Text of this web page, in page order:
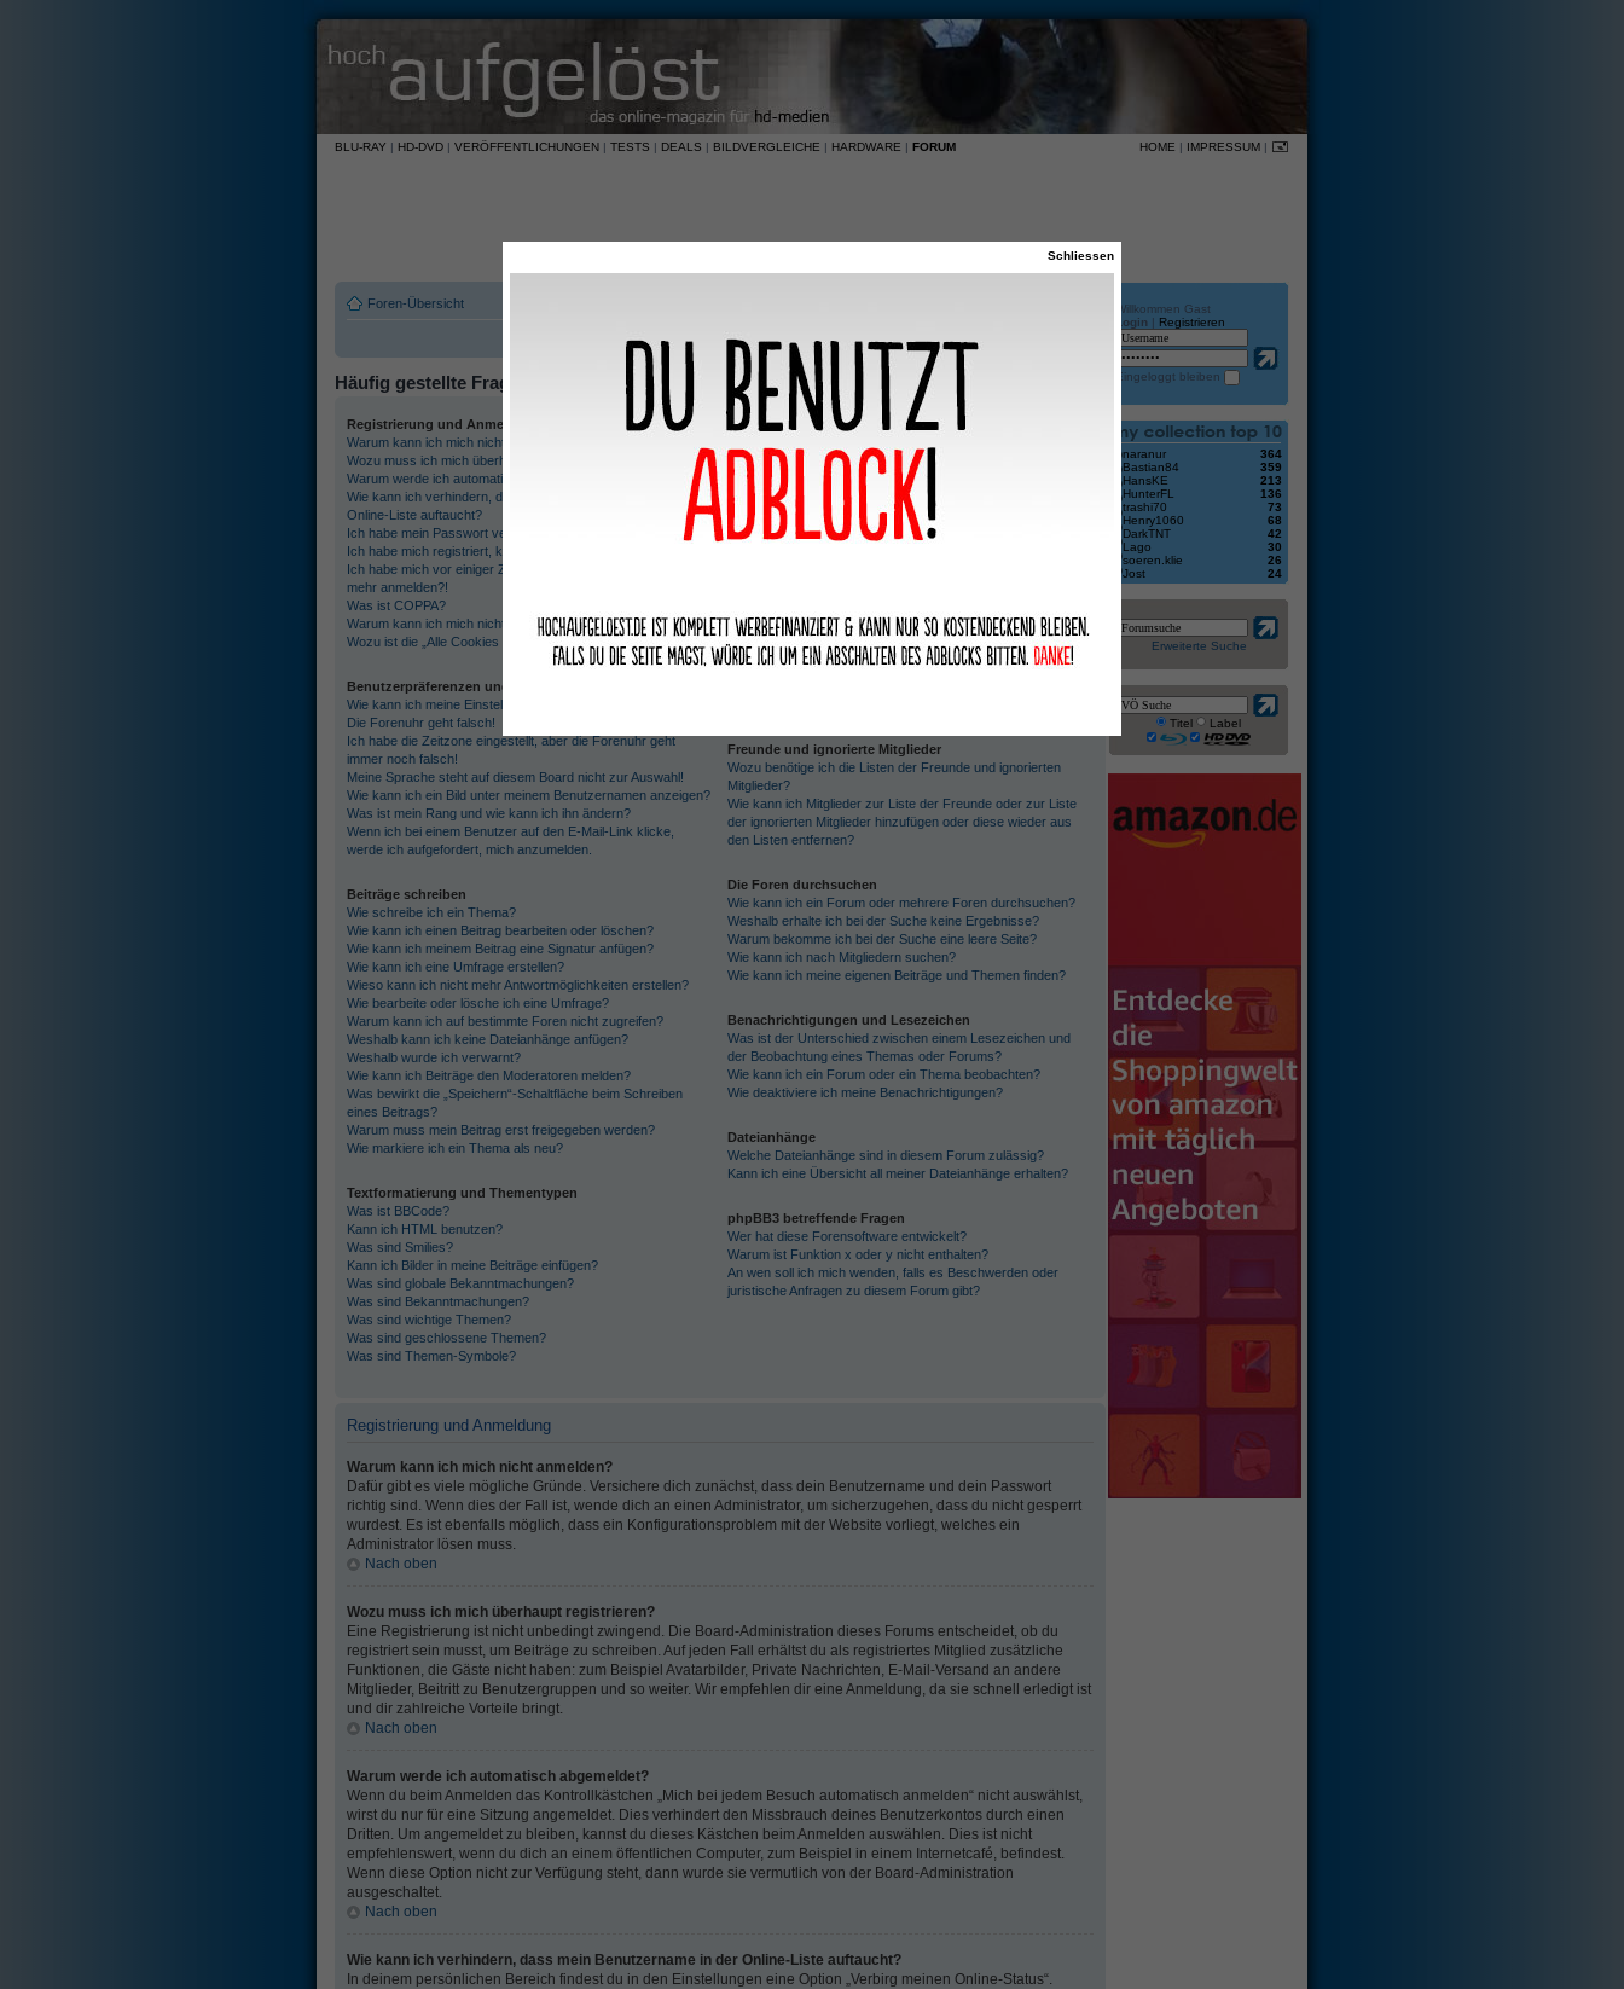
BLU-RAY | HD-DVD | VERÖFFENTLICHUNGEN | TESTS | DEALS | BILDVERGLEICHE | HARDWARE | FORUM HOME | IMPRESSUM |
Foren-Übersicht
Häufig gestellte Fragen
Registrierung und Anmeldung
Warum kann ich mich nicht anmelden?
Wozu muss ich mich überhaupt registrieren?
Warum werde ich automatisch abgemeldet?
Wie kann ich verhindern, dass mein Benutzername in der
Online-Liste auftaucht?
Ich habe mein Passwort vergessen!
Ich habe mich registriert, kann mich aber nicht anmelden!
Ich habe mich vor einiger Zeit registriert, kann mich aber nicht
mehr anmelden?!
Was ist COPPA?
Warum kann ich mich nicht registrieren?
Wozu ist die „Alle Cookies des Boards löschen“-Funktion?
Benutzerpräferenzen und -einstellungen
Wie kann ich meine Einstellungen ändern?
Die Forenuhr geht falsch!
Ich habe die Zeitzone eingestellt, aber die Forenuhr geht
immer noch falsch!
Meine Sprache steht auf diesem Board nicht zur Auswahl!
Wie kann ich ein Bild unter meinem Benutzernamen anzeigen?
Was ist mein Rang und wie kann ich ihn ändern?
Wenn ich bei einem Benutzer auf den E-Mail-Link klicke,
werde ich aufgefordert, mich anzumelden.
Beiträge schreiben
Wie schreibe ich ein Thema?
Wie kann ich einen Beitrag bearbeiten oder löschen?
Wie kann ich meinem Beitrag eine Signatur anfügen?
Wie kann ich eine Umfrage erstellen?
Wieso kann ich nicht mehr Antwortmöglichkeiten erstellen?
Wie bearbeite oder lösche ich eine Umfrage?
Warum kann ich auf bestimmte Foren nicht zugreifen?
Weshalb kann ich keine Dateianhänge anfügen?
Weshalb wurde ich verwarnt?
Wie kann ich Beiträge den Moderatoren melden?
Was bewirkt die „Speichern“-Schaltfläche beim Schreiben
eines Beitrags?
Warum muss mein Beitrag erst freigegeben werden?
Wie markiere ich ein Thema als neu?
Textformatierung und Thementypen
Was ist BBCode?
Kann ich HTML benutzen?
Was sind Smilies?
Kann ich Bilder in meine Beiträge einfügen?
Was sind globale Bekanntmachungen?
Was sind Bekanntmachungen?
Was sind wichtige Themen?
Was sind geschlossene Themen?
Was sind Themen-Symbole?
Benutzer-Stufen und Gruppen
Was sind Moderatoren?
Was sind Benutzergruppen?
Wo finde ich die Benutzergruppen und wie trete ich ihnen bei?
Wie werde ich Gruppenleiter?
Weshalb werden verschiedene Benutzergruppen farbig
Private Nachrichten
Ich kann keine Privaten Nachrichten verschicken!
Ich bekomme ständig unerwünschte Private Nachrichten!
Freunde und ignorierte Mitglieder
Wozu benötige ich die Listen der Freunde und ignorierten
Mitglieder?
Wie kann ich Mitglieder zur Liste der Freunde oder zur Liste
der ignorierten Mitglieder hinzufügen oder diese wieder aus
den Listen entfernen?
Die Foren durchsuchen
Wie kann ich ein Forum oder mehrere Foren durchsuchen?
Weshalb erhalte ich bei der Suche keine Ergebnisse?
Warum bekomme ich bei der Suche eine leere Seite?
Wie kann ich nach Mitgliedern suchen?
Wie kann ich meine eigenen Beiträge und Themen finden?
Benachrichtigungen und Lesezeichen
Was ist der Unterschied zwischen einem Lesezeichen und
der Beobachtung eines Themas oder Forums?
Wie kann ich ein Forum oder ein Thema beobachten?
Wie deaktiviere ich meine Benachrichtigungen?
Dateianhänge
Welche Dateianhänge sind in diesem Forum zulässig?
Kann ich eine Übersicht all meiner Dateianhänge erhalten?
phpBB3 betreffende Fragen
Wer hat diese Forensoftware entwickelt?
Warum ist Funktion x oder y nicht enthalten?
An wen soll ich mich wenden, falls es Beschwerden oder
juristische Anfragen zu diesem Forum gibt?
Registrierung und Anmeldung
Warum kann ich mich nicht anmelden?
Dafür gibt es viele mögliche Gründe. Versichere dich zunächst, dass dein Benutzername und dein Passwort
richtig sind. Wenn dies der Fall ist, wende dich an einen Administrator, um sicherzugehen, dass du nicht gesperrt
wurdest. Es ist ebenfalls möglich, dass ein Konfigurationsproblem mit der Website vorliegt, welches ein
Administrator lösen muss.
Nach oben
Wozu muss ich mich überhaupt registrieren?
Eine Registrierung ist nicht unbedingt zwingend. Die Board-Administration dieses Forums entscheidet, ob du
registriert sein musst, um Beiträge zu schreiben. Auf jeden Fall erhältst du als registriertes Mitglied zusätzliche
Funktionen, die Gäste nicht haben: zum Beispiel Avatarbilder, Private Nachrichten, E-Mail-Versand an andere
Mitglieder, Beitritt zu Benutzergruppen und so weiter. Wir empfehlen dir eine Anmeldung, da sie schnell erledigt ist
und dir zahlreiche Vorteile bringt.
Nach oben
Warum werde ich automatisch abgemeldet?
Wenn du beim Anmelden das Kontrollkästchen „Mich bei jedem Besuch automatisch anmelden“ nicht auswählst,
wirst du nur für eine Sitzung angemeldet. Dies verhindert den Missbrauch deines Benutzerkontos durch einen
Dritten. Um angemeldet zu bleiben, kannst du dieses Kästchen beim Anmelden auswählen. Dies ist nicht
empfehlenswert, wenn du dich an einem öffentlichen Computer, zum Beispiel in einem Internetcafé, befindest.
Wenn diese Option nicht zur Verfügung steht, dann wurde sie vermutlich von der Board-Administration
ausgeschaltet.
Nach oben
Wie kann ich verhindern, dass mein Benutzername in der Online-Liste auftaucht?
In deinem persönlichen Bereich findest du in den Einstellungen eine Option „Verbirg meinen Online-Status“.
Willkommen Gast
Login | Registrieren
Eingeloggt bleiben
naranur
364
Bastian84
359
HansKE
213
HunterFL
136
trashi70
73
Henry1060
68
DarkTNT
42
Lago
30
soeren.klie
26
Jost
24
Erweiterte Suche
Titel Label
Schliessen